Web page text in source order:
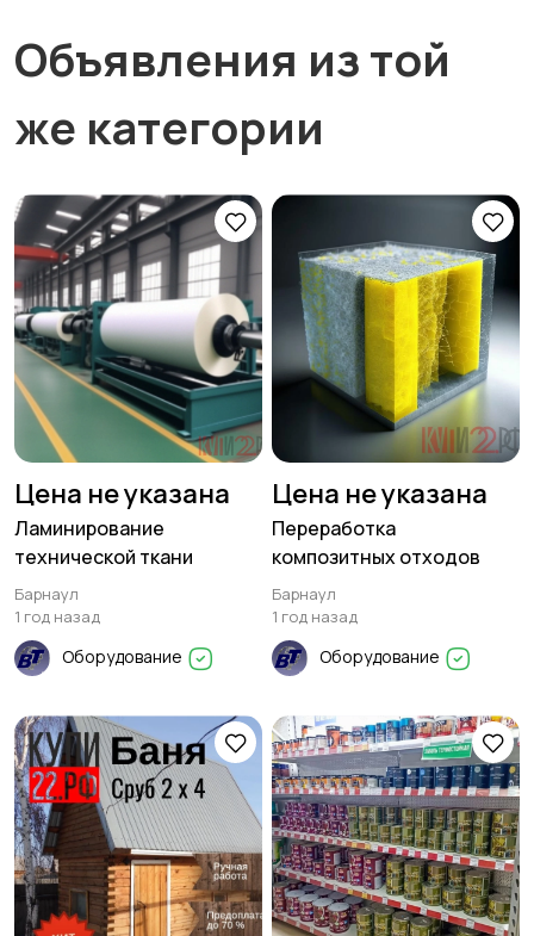
Объявления из той
же категории
Цена не указана
Ламинирование
технической ткани
Барнаул
1 год назад
Оборудование
Цена не указана
Переработка
композитных отходов
Барнаул
1 год назад
Оборудование